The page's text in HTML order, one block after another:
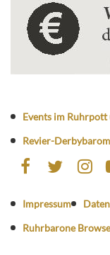
Events im
Revier-
Impressum
Ruhrbarone